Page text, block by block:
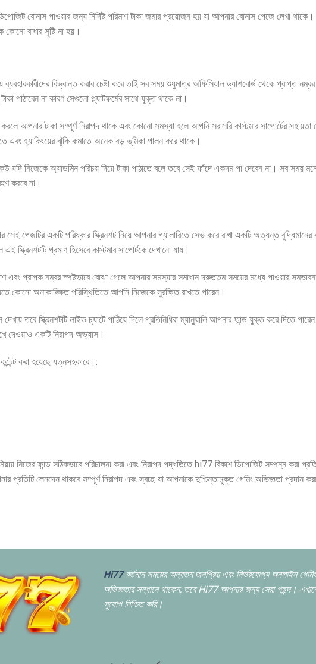
বোনাস পাওয়ার জন্য নির্দিষ্ট পরিমাণ টাকা জমার প্রয়োজন হয় যা আপনার বোনাস পেজে লেখা
কোনো বাধার সৃষ্টি না হয়।
বিভ্রান্ত করার চেষ্টা করে তাই সব সময় শুধুমাত্র অফিসিয়াল ড্যাশবোর্ড থেকে প্রাপ্ত
পাঠাবেন না কারণ সেগুলো প্ল্যাটফর্মের সাথে যুক্ত থাকে না।
করলে আপনার টাকা সম্পূর্ণ নিরাপদ থাকে এবং কোনো সমস্যা হলে আপনি সরাসরি কাস্টমার সাপোর্টের
এবং হ্যাকিংয়ের ঝুঁকি কমাতে অনেক বড় ভূমিকা পালন করে থাকে।
যদি নিজেকে অ্যাডমিন পরিচয় দিয়ে টাকা পাঠাতে বলে তবে সেই ফাঁদে একদম পা দেবেন না। সব সময়
করবে না।
পেজটির একটি পরিষ্কার স্ক্রিনশট নিয়ে আপনার গ্যালারিতে সেভ করে রাখা একটি অত্যন্ত
স্ক্রিনশটটি প্রমাণ হিসেবে কাস্টমার সাপোর্টকে দেখানো যায়।
এবং প্রাপক নম্বর স্পষ্টভাবে বোঝা গেলে আপনার সমস্যার সমাধান দ্রুততম সময়ের মধ্যে পাওয়ার
কোনো অনাকাঙ্ক্ষিত পরিস্থিতিতে আপনি নিজেকে সুরক্ষিত রাখতে পারেন।
তবে স্ক্রিনশটটি লাইভ চ্যাটে পাঠিয়ে দিলে প্রতিনিধিরা ম্যানুয়ালি আপনার ফান্ড যুক্ত করে দিতে
দেওয়াও একটি নিরাপদ অভ্যাস।
করা হয়েছে যত্নসহকারে।:
নিজের ফান্ড সঠিকভাবে পরিচালনা করা এবং নিরাপদ পদ্ধতিতে hi77 বিকাশ ডিপোজিট সম্পন্ন করা
প্রতিটি লেনদেন থাকবে সম্পূর্ণ নিরাপদ এবং স্বচ্ছ যা আপনাকে দুশ্চিন্তামুক্ত গেমিং অভিজ্ঞতা প্রদান
Hi77বর্তমান সময়ের অন্যতম জনপ্রিয় এবং নির্ভরযোগ্য অনলাইন
অভিজ্ঞতার সন্ধানে থাকেন, তবে Hi77 আপনার জন্য সেরা পছন্দ। এখানে
সুযোগ নিশ্চিত করি।